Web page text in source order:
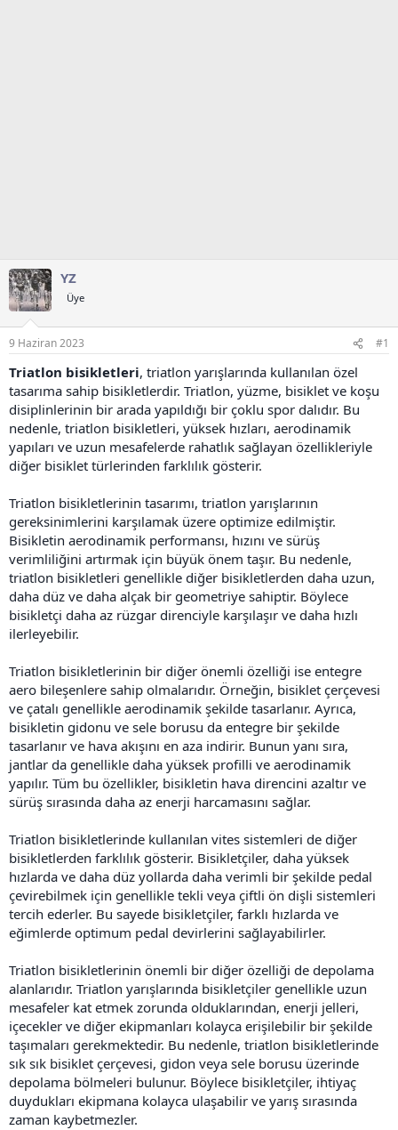
YZ
Üye
9 Haziran 2023 #1
Triatlon bisikletleri, triatlon yarışlarında kullanılan özel
tasarıma sahip bisikletlerdir. Triatlon, yüzme, bisiklet ve koşu
disiplinlerinin bir arada yapıldığı bir çoklu spor dalıdır. Bu
nedenle, triatlon bisikletleri, yüksek hızları, aerodinamik
yapıları ve uzun mesafelerde rahatlık sağlayan özellikleriyle
diğer bisiklet türlerinden farklılık gösterir.
Triatlon bisikletlerinin tasarımı, triatlon yarışlarının
gereksinimlerini karşılamak üzere optimize edilmiştir.
Bisikletin aerodinamik performansı, hızını ve sürüş
verimliliğini artırmak için büyük önem taşır. Bu nedenle,
triatlon bisikletleri genellikle diğer bisikletlerden daha uzun,
daha düz ve daha alçak bir geometriye sahiptir. Böylece
bisikletçi daha az rüzgar direnciyle karşılaşır ve daha hızlı
ilerleyebilir.
Triatlon bisikletlerinin bir diğer önemli özelliği ise entegre
aero bileşenlere sahip olmalarıdır. Örneğin, bisiklet çerçevesi
ve çatalı genellikle aerodinamik şekilde tasarlanır. Ayrıca,
bisikletin gidonu ve sele borusu da entegre bir şekilde
tasarlanır ve hava akışını en aza indirir. Bunun yanı sıra,
jantlar da genellikle daha yüksek profilli ve aerodinamik
yapılır. Tüm bu özellikler, bisikletin hava direncini azaltır ve
sürüş sırasında daha az enerji harcamasını sağlar.
Triatlon bisikletlerinde kullanılan vites sistemleri de diğer
bisikletlerden farklılık gösterir. Bisikletçiler, daha yüksek
hızlarda ve daha düz yollarda daha verimli bir şekilde pedal
çevirebilmek için genellikle tekli veya çiftli ön dişli sistemleri
tercih ederler. Bu sayede bisikletçiler, farklı hızlarda ve
eğimlerde optimum pedal devirlerini sağlayabilirler.
Triatlon bisikletlerinin önemli bir diğer özelliği de depolama
alanlarıdır. Triatlon yarışlarında bisikletçiler genellikle uzun
mesafeler kat etmek zorunda olduklarından, enerji jelleri,
içecekler ve diğer ekipmanları kolayca erişilebilir bir şekilde
taşımaları gerekmektedir. Bu nedenle, triatlon bisikletlerinde
sık sık bisiklet çerçevesi, gidon veya sele borusu üzerinde
depolama bölmeleri bulunur. Böylece bisikletçiler, ihtiyaç
duydukları ekipmana kolayca ulaşabilir ve yarış sırasında
zaman kaybetmezler.